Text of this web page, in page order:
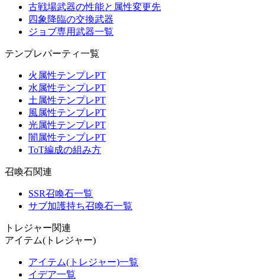
古戦場武器の性能と属性変更先
四象降臨の交換武器
ジョブ専用武器一覧
テンプレパーティ一覧
火属性テンプレPT
水属性テンプレPT
土属性テンプレPT
風属性テンプレPT
光属性テンプレPT
闇属性テンプレPT
ToT編成の組み方
召喚石関連
SSR召喚石一覧
サブ加護持ち召喚石一覧
トレジャー関連
アイテム(トレジャー)
アイテム(トレジャー)一覧
イデア一覧